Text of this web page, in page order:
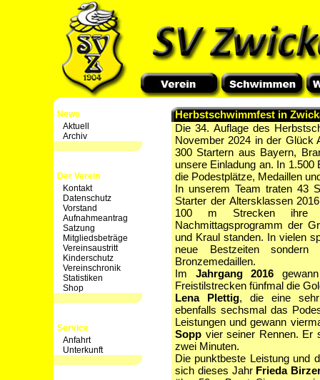
News
Aktuell
Archiv
Der Verein
Kontakt
Datenschutz
Vorstand
Aufnahmeantrag
Satzung
Mitgliedsbeträge
Vereinsaustritt
Kinderschutz
Vereinschronik
Statistiken
Shop
Service
Anfahrt
Unterkunft
Herbstschwimmfest in
Die 34. Auflage des
November 2024 in der Glück
300 Startern aus Bayern,
unsere Einladung an. In
die Podestplätze, Medaillen
In unserem Team traten 43
Starter der Altersklassen
100 m Strecken ihre
Nachmittagsprogramm der
und Kraul standen. In vielen
neue Bestzeiten
Bronzemedaillen.
Im Jahrgang 2016
Freistilstrecken fünfmal die
Lena Plettig, die eine sehr
ebenfalls sechsmal das
Leistungen und gewann
Sopp vier seiner Rennen. Er
zwei Minuten.
Die punktbeste Leistung und
sich dieses Jahr Frieda